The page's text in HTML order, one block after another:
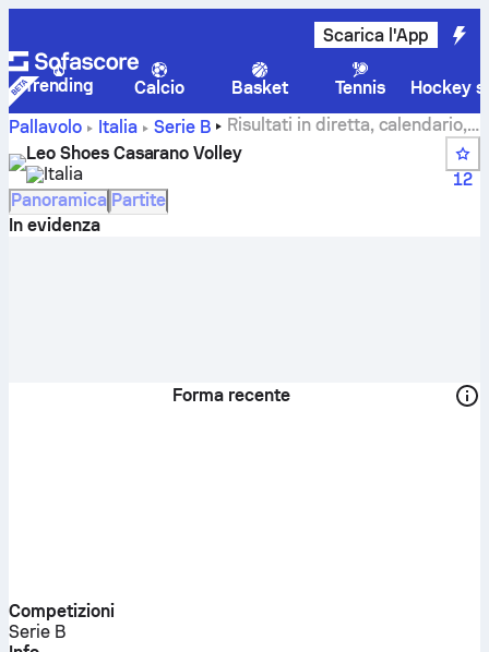
Scarica l'App
Trending Calcio Basket Tennis
Hockey
Pallavolo
Italia Serie B
Risultati in diretta, calendario,
partite e classifiche di Leo Shoes Casarano Volley
Leo Shoes Casarano Volley
Italia
12
Panoramica Partite
In evidenza
Forma recente
Competizioni
Serie B